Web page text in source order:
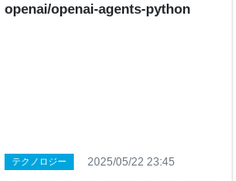
openai/openai-agents-python
テクノロジー 2025/05/22 23:45